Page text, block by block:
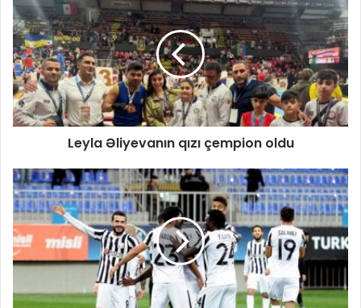
Leyla Əliyevanın qızı çempion oldu